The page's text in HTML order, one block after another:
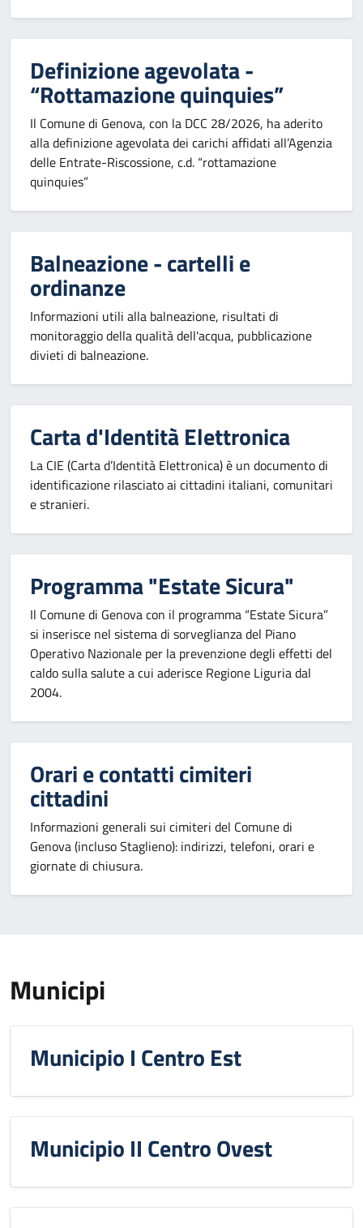
Definizione agevolata -
“Rottamazione quinquies”
Il Comune di Genova, con la DCC 28/2026, ha aderito
alla definizione agevolata dei carichi affidati all’Agenzia
delle Entrate-Riscossione, c.d. “rottamazione
quinquies”
Balneazione - cartelli e
ordinanze
Informazioni utili alla balneazione, risultati di
monitoraggio della qualità dell'acqua, pubblicazione
divieti di balneazione.
Carta d'Identità Elettronica
La CIE (Carta d’Identità Elettronica) è un documento di
identificazione rilasciato ai cittadini italiani, comunitari
e stranieri.
Programma "Estate Sicura"
Il Comune di Genova con il programma “Estate Sicura”
si inserisce nel sistema di sorveglianza del Piano
Operativo Nazionale per la prevenzione degli effetti del
caldo sulla salute a cui aderisce Regione Liguria dal
2004.
Orari e contatti cimiteri
cittadini
Informazioni generali sui cimiteri del Comune di
Genova (incluso Staglieno): indirizzi, telefoni, orari e
giornate di chiusura.
Municipi
Municipio I Centro Est
Municipio II Centro Ovest